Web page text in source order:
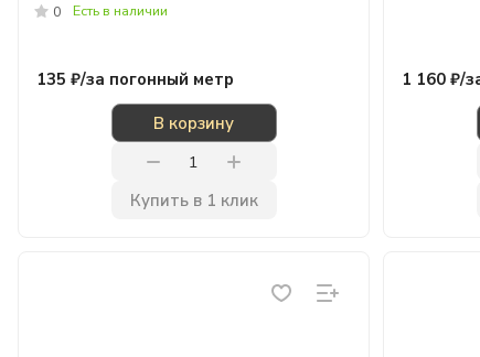
0 Есть в наличии
135 ₽/за погонный метр
В корзину
Купить в 1 клик
1 160 ₽/